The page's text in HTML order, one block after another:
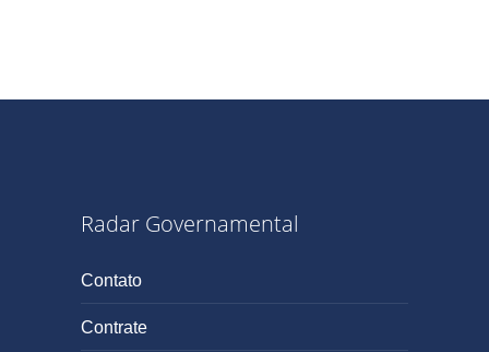
Radar Governamental
Contato
Contrate